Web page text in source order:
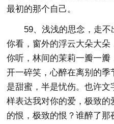
最初的那个自己。
59、浅浅的思念，走不
你看，窗外的浮云大朵大朵
你听，林间的茉莉一瓣一
开一碎笑，心醉在离别的
是甜蜜，半是忧伤。也许
样表达我对你的爱，极致
的恨，极致的恨？谁醉了